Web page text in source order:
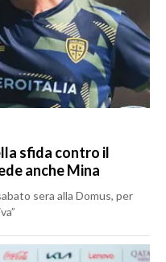
sfida contro il
anche Mina
sera alla Domus, per